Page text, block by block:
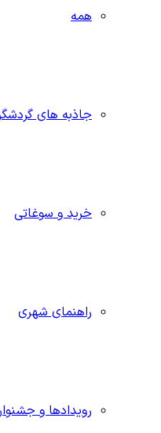
همه
جاذبه‌ های
خرید و سوغاتی
راهنمای شهری
رویدادها و